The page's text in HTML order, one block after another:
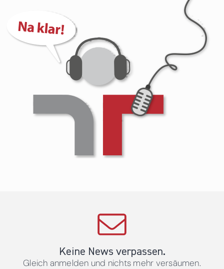
Keine News verpassen.
Gleich anmelden und nichts mehr versäumen.